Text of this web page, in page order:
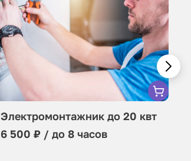
Электромонтажник до 20 квт
6 500 ₽ / до 8 часов